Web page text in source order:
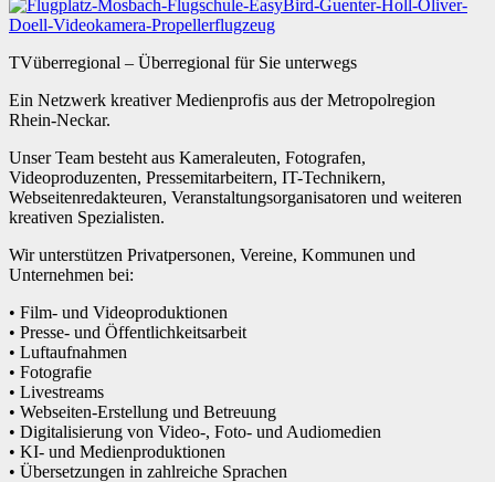
TVüberregional – Überregional für Sie unterwegs
Ein Netzwerk kreativer Medienprofis aus der Metropolregion
Rhein-Neckar.
Unser Team besteht aus Kameraleuten, Fotografen,
Videoproduzenten, Pressemitarbeitern, IT-Technikern,
Webseitenredakteuren, Veranstaltungsorganisatoren und weiteren
kreativen Spezialisten.
Wir unterstützen Privatpersonen, Vereine, Kommunen und
Unternehmen bei:
• Film- und Videoproduktionen
• Presse- und Öffentlichkeitsarbeit
• Luftaufnahmen
• Fotografie
• Livestreams
• Webseiten-Erstellung und Betreuung
• Digitalisierung von Video-, Foto- und Audiomedien
• KI- und Medienproduktionen
• Übersetzungen in zahlreiche Sprachen